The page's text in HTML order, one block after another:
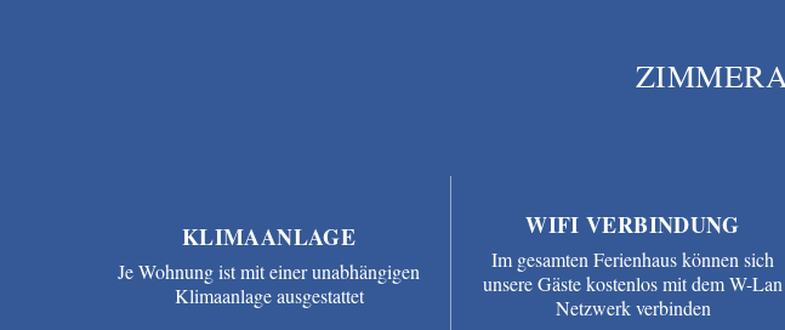
KLIMAANLAGE
Je Wohnung ist mit einer unabhängigen
Klimaanlage ausgestattet
WIFI VERBINDUNG
Im gesamten Ferienhaus können sich
unsere Gäste kostenlos mit dem W-Lan
Netzwerk verbinden